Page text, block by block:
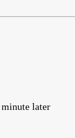
later